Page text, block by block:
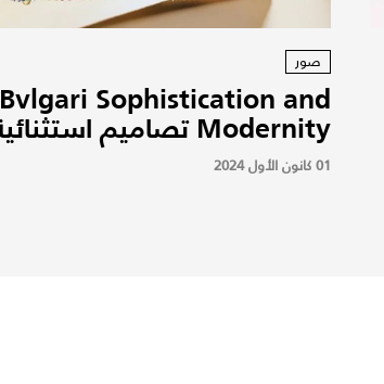
صور
Bvlgari Sophistication and
Modernity تصاميم استثنائية
01 كانون الأول 2024